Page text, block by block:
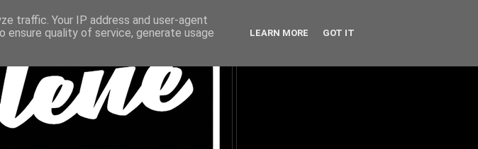
traffic. Your IP address and user-agent
ensure quality of service, generate usage
LEARN MORE GOT IT